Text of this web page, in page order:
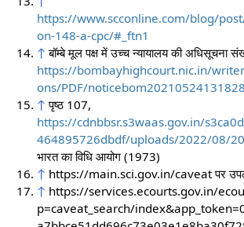
https://www.scconline.com/blog/
on-148-a-cpc/#_ftn1
↑ बॉम्बे मूल पक्ष में उच्च न्यायालय की अधिसूचना
https://bombayhighcourt.nic.in/
ons/PDF/
↑ पृष्ठ 107,
https://cdnbbsr.s3waas.gov.in/
464895726dbdf/uploads/2022/08/
भारत का विधि आयोग (1973)
↑ https://main.sci.gov.in/caveat पर
↑ https://services.ecourts.gov.in/
p=caveat_search/